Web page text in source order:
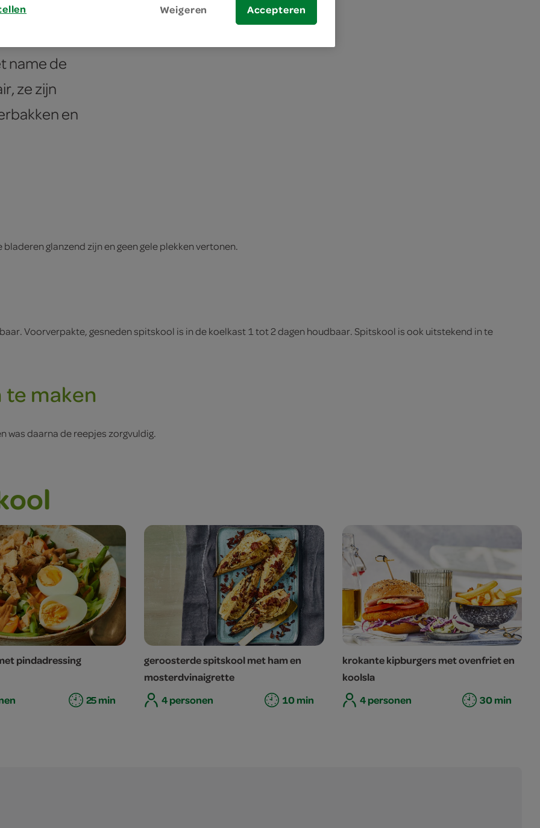
met
name de
ze zijn
en
glanzend zijn en geen gele plekken vertonen.
Voorverpakte, gesneden spitskool is in de koelkast 1 tot 2 dagen houdbaar. Spitskool is ook uitstekend in te
maken
was daarna de reepjes zorgvuldig.
pindadressing
25 min
geroosterde spitskool met ham en
mosterdvinaigrette
4 personen
10 min
krokante kipburgers met ovenfriet en
koolsla
4 personen
30 min
Weigeren Accepteren